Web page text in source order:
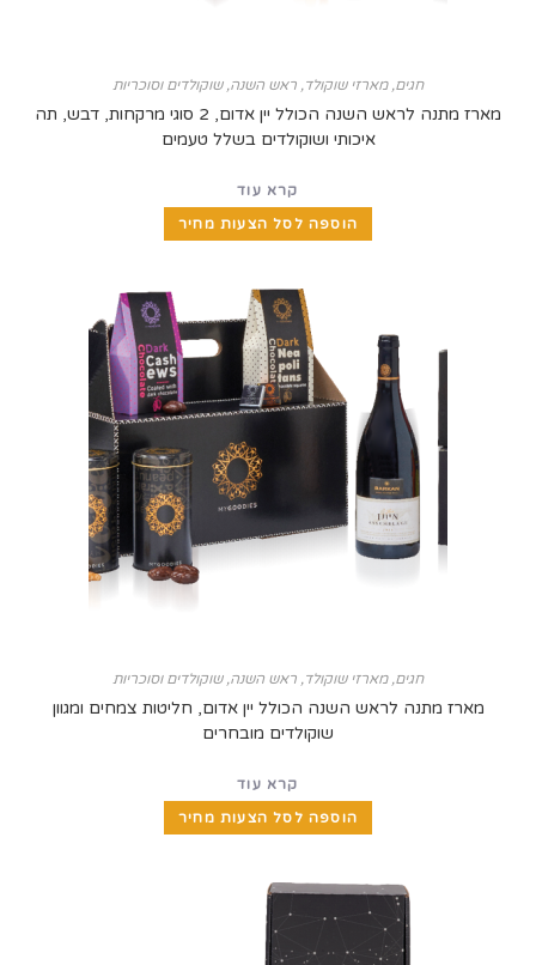
מארזי שוקולד,ראש השנה,שוקולדים וסוכריות
מארז מתנה לראש השנה הכולל יין אדום, 2 סוגי מרקחות, דבש, תה
איכותי ושוקולדים בשלל טעמים
הוספה לסל הצעות מחיר
מארזי שוקולד,ראש השנה,שוקולדים וסוכריות
לראש השנה הכולל יין אדום, חליטות צמחים ומגוון
שוקולדים מובחרים
הוספה לסל הצעות מחיר